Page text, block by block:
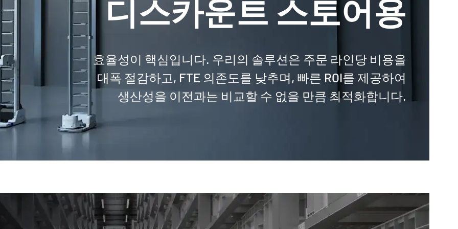
디스카운트 스토어용
효율성이 핵심입니다. 우리의 솔루션은 주문 라인당 비용을
대폭 절감하고, FTE 의존도를 낮추며, 빠른 ROI를 제공하여
생산성을 이전과는 비교할 수 없을 만큼 최적화합니다.